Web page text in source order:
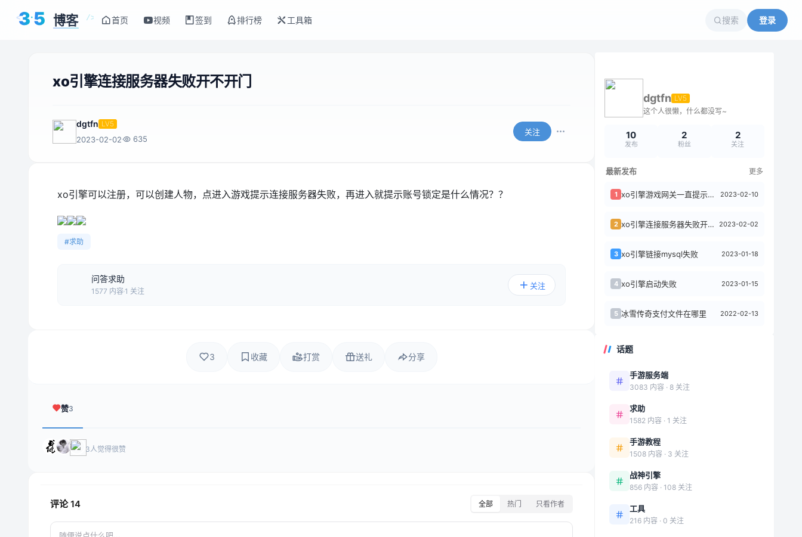
< />
35 博客 首页 视频 签到 排行榜 工具箱 搜索 登录
xo引擎连接服务器失败开不开门
dgtfn LV5
2023-02-02 635
关注
xo引擎可以注册，可以创建人物，点进入游戏提示连接服务器失败，再进入就提示账号锁定是什么情况？？
#求助
问答求助
1577 内容 1 关注
关注
3 收藏 打赏 送礼 分享
赞3
3人觉得很赞
评论14 全部 热门 只看作者
dgtfn LV5
这个人很懒，什么都没写~
10
发布
2
粉丝
2
关注
最新发布 更多
1 xo引擎游戏网关一直提示服务器连接已关闭 2023-02-10
2 xo引擎连接服务器失败开不开门 2023-02-02
3 xo引擎链接mysql失败 2023-01-18
4 xo引擎启动失败 2023-01-15
5 冰雪传奇支付文件在哪里 2022-02-13
话题
手游服务端
3083 内容 · 8 关注
求助
1582 内容 · 1 关注
手游教程
1508 内容 · 3 关注
战神引擎
856 内容 · 108 关注
工具
216 内容 · 0 关注